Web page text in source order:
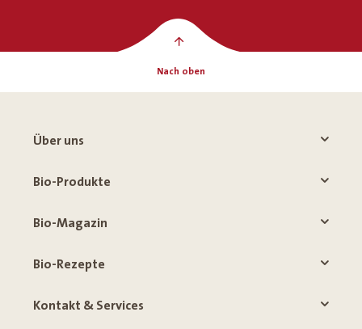
Nach oben
Über uns
Bio-Produkte
Bio-Magazin
Bio-Rezepte
Kontakt & Services